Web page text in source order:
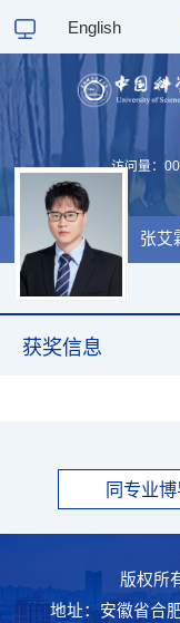
English
访问量：
张艾
获奖信息
同专业
版权所
地址：安徽省合